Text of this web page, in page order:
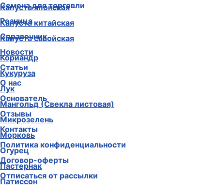
Капуста японская
Капуста китайская
Капуста савойская
Кориандр
Кукуруза
Лук
Мангольд (Свекла листовая)
Микрозелень
Морковь
Огурец
Пастернак
Патиссон
Семена для торговли
Розница
Справочник
Новости
Статьи
О нас
Основатель
Отзывы
Контакты
Политика конфиденциальности
Договор-оферты
Отписаться от рассылки